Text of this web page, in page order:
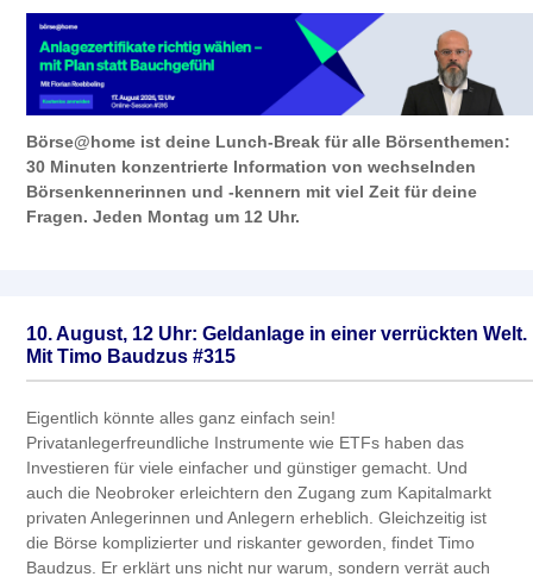
Börse@home ist deine Lunch-Break für alle Börsenthemen:
30 Minuten konzentrierte Information von wechselnden
Börsenkennerinnen und -kennern mit viel Zeit für deine
Fragen. Jeden Montag um 12 Uhr.
10. August, 12 Uhr: Geldanlage in einer verrückten Welt.
Mit Timo Baudzus #315
Eigentlich könnte alles ganz einfach sein!
Privatanlegerfreundliche Instrumente wie ETFs haben das
Investieren für viele einfacher und günstiger gemacht. Und
auch die Neobroker erleichtern den Zugang zum Kapitalmarkt
privaten Anlegerinnen und Anlegern erheblich. Gleichzeitig ist
die Börse komplizierter und riskanter geworden, findet Timo
Baudzus. Er erklärt uns nicht nur warum, sondern verrät auch